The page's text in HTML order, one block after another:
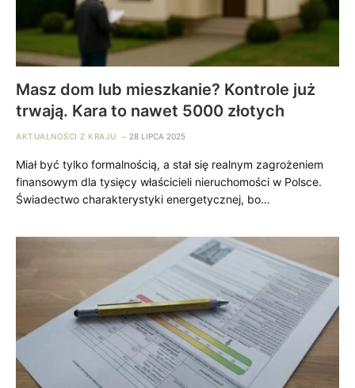
Masz dom lub mieszkanie? Kontrole już
trwają. Kara to nawet 5000 złotych
AKTUALNOŚCI Z KRAJU 28 LIPCA 2025
Miał być tylko formalnością, a stał się realnym zagrożeniem
finansowym dla tysięcy właścicieli nieruchomości w Polsce.
Świadectwo charakterystyki energetycznej, bo…